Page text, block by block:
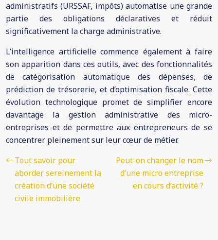
administratifs (URSSAF, impôts) automatise une grande
partie des obligations déclaratives et réduit
significativement la charge administrative.
L’intelligence artificielle commence également à faire
son apparition dans ces outils, avec des fonctionnalités
de catégorisation automatique des dépenses, de
prédiction de trésorerie, et d’optimisation fiscale. Cette
évolution technologique promet de simplifier encore
davantage la gestion administrative des micro-
entreprises et de permettre aux entrepreneurs de se
concentrer pleinement sur leur cœur de métier.
Tout savoir pour
aborder sereinement la
création d’une société
civile immobilière
Peut-on changer le nom
d’une micro entreprise
en cours d’activité ?